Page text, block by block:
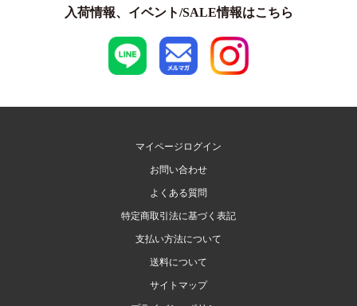
入荷情報、イベント/SALE情報はこちら
マイページログイン
お問い合わせ
よくある質問
特定商取引法に基づく表記
支払い方法について
送料について
サイトマップ